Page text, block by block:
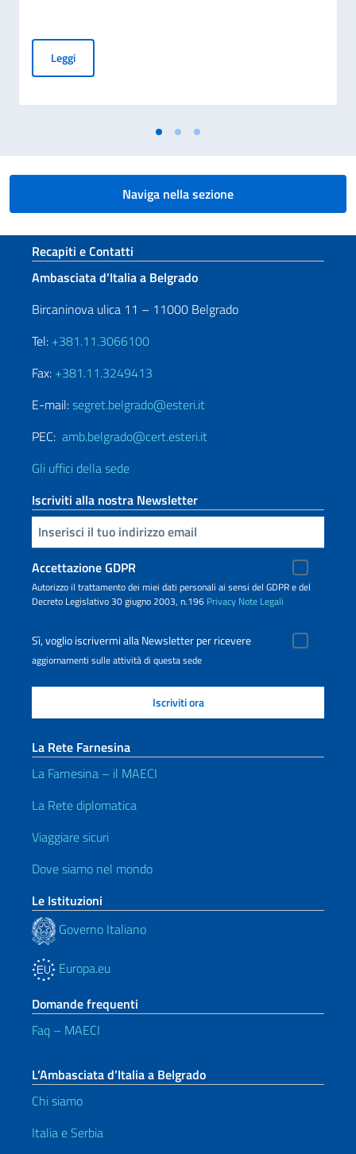
LeggiL’AMBASCIATORE D’ITALIA IN SERBIA, LUCA GORI,
Naviga nella sezione
Sezione footer
Recapiti e Contatti
Ambasciata d’Italia a Belgrado
Bircaninova ulica 11 – 11000 Belgrado
Tel: +381.11.3066100
Fax: +381.11.3249413
E-mail:segret.belgrado@esteri.it
PEC: amb.belgrado@cert.esteri.it
Gli uffici della sede
Iscriviti alla nostra Newsletter
Inserisci la tua email
Accettazione GDPR
Autorizzo il trattamento dei miei dati personali ai sensi del GDPR e del
Decreto Legislativo 30 giugno 2003, n.196 Privacy Note Legali
Sì, voglio iscrivermi alla Newsletter per ricevere
aggiornamenti sulle attività di questa sede
La Rete Farnesina
La Farnesina – il MAECI
La Rete diplomatica
Viaggiare sicuri
Dove siamo nel mondo
Le Istituzioni
Governo Italiano
Europa.eu
Domande frequenti
Faq – MAECI
L’Ambasciata d’Italia a Belgrado
Chi siamo
Italia e Serbia